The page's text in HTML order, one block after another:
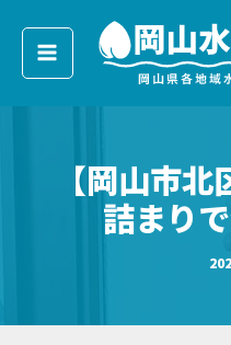
【岡山市
詰まり
ー
カ
イ